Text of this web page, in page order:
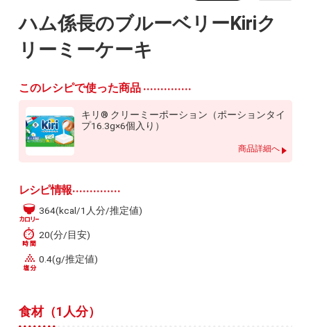
ハム係長のブルーベリーKiriク
リーミーケーキ
このレシピで使った商品
キリ® クリーミーポーション（ポーションタイ
プ16.3g×6個入り）
商品詳細へ
レシピ情報
364(kcal/1人分/推定値)
20(分/目安)
0.4(g/推定値)
食材（1人分）